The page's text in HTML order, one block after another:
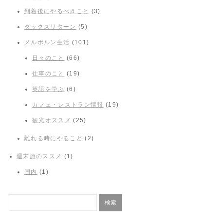
到着後にやるべきこと (3)
タックスリターン (5)
メルボルン生活 (101)
日々のこと (66)
仕事のこと (19)
英語を学ぶ (6)
カフェ・レストラン情報 (19)
観光オススメ (25)
離れる時にやること (2)
週末旅のススメ (1)
国内 (1)